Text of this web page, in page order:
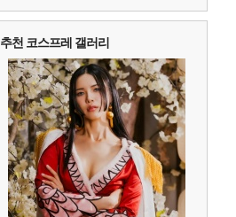
추천 코스프레 갤러리